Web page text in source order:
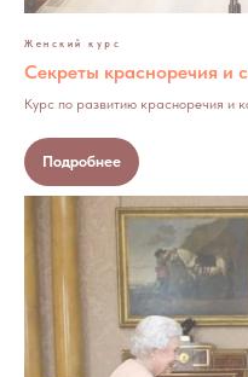
Женский курс
Секреты красноречия и
Курс по развитию красноречия и
Подробнее